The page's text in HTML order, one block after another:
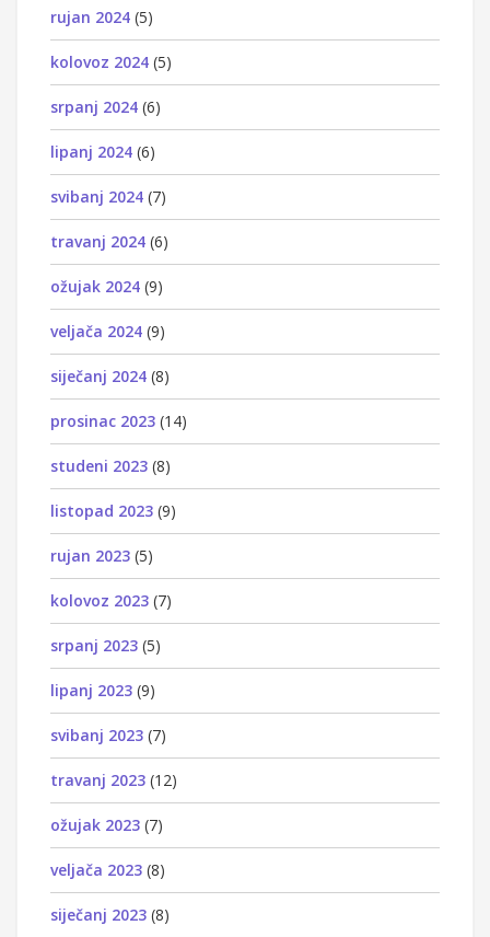
rujan 2024 (5)
kolovoz 2024 (5)
srpanj 2024 (6)
lipanj 2024 (6)
svibanj 2024 (7)
travanj 2024 (6)
ožujak 2024 (9)
veljača 2024 (9)
siječanj 2024 (8)
prosinac 2023 (14)
studeni 2023 (8)
listopad 2023 (9)
rujan 2023 (5)
kolovoz 2023 (7)
srpanj 2023 (5)
lipanj 2023 (9)
svibanj 2023 (7)
travanj 2023 (12)
ožujak 2023 (7)
veljača 2023 (8)
siječanj 2023 (8)